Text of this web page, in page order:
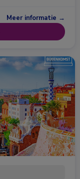
Meer informatie →